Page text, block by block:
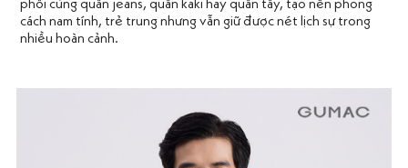
cách nam tính, trẻ trung nhưng vẫn giữ được nét lịch sự trong
nhiều hoàn cảnh.